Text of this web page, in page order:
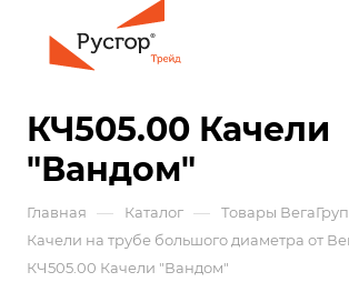
КЧ505.00 Качели
"Вандом"
Главная — Каталог — Товары
Качели на трубе большого диаметра от
КЧ505.00 Качели "Вандом"